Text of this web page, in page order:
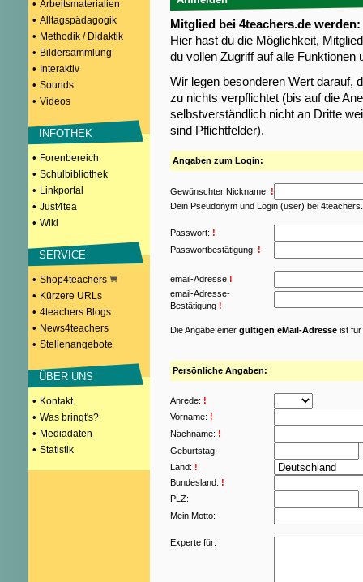
• Arbeitsmaterialien
• Alltagspädagogik
• Methodik / Didaktik
• Bildersammlung
• Interaktiv
• Sounds
• Videos
INFOTHEK
• Forenbereich
• Schulbibliothek
• Linkportal
• Just4tea
• Wiki
SERVICE
• Shop4teachers
• Kürzere URLs
• 4teachers Blogs
• News4teachers
• Stellenangebote
ÜBER UNS
• Kontakt
• Was bringt's?
• Mediadaten
• Statistik
Mitglied bei 4teachers.de werden:
Hier hast du die Möglichkeit,
du vollen Zugriff auf alle Funktionen
Wir legen besonderen Wert darauf,
zu nichts verpflichtet (bis auf die
selbstverständlich nicht an Dritte
sind Pflichtfelder).
Angaben zum Login:
Gewünschter Nickname: !
Dein Pseudonym und Login (user) bei
Passwort: !
Passwortbestätigung: !
email-Adresse !
email-Adresse-
Bestätigung !
Die Angabe einer gültigen eMail-Adresse ist für
Persönliche Angaben:
Anrede: !
Vorname: !
Nachname: !
Geburtstag:
Land: !
Bundesland: !
PLZ:
Mein Motto:
Experte für: